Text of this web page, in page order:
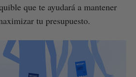
que te ayudará a mantener
tu presupuesto.